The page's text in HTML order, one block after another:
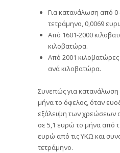
Για κατανάλωση από
τετράμηνο, 0,0069
Από 1601-2000
κιλοβατώρα.
Από 2001
ανά κιλοβατώρα.
Συνεπώς για κατανάλωση
μήνα το όφελος, όταν
εξάλειψη των χρεώσεων
σε 5,1 ευρώ το μήνα από
ευρώ από τις ΥΚΩ και
τετράμηνο.